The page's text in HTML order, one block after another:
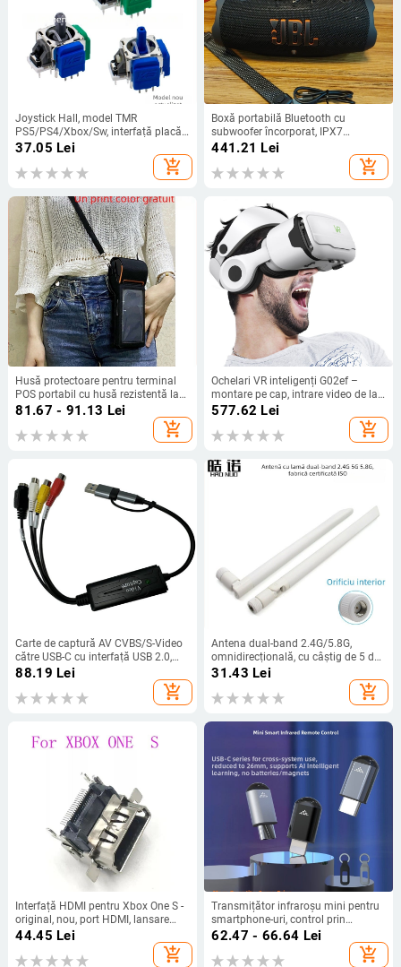
Joystick Hall, model TMR
PS5/PS4/Xbox/Sw, interfață placă,
conectare prin sudură, materiale:
37.05 Lei
add_shopping_cart
Boxă portabilă Bluetooth cu
subwoofer încorporat, IPX7
rezistent la apă, 40W, Bluetooth 5.3,
4000mAh
441.21 Lei
add_shopping_cart
Husă protectoare pentru terminal
POS portabil cu husă rezistentă la
apă și curea de umăr (Model V2-
333; Marcă Spring pie; Compatibil
cu PDA, cititor RFID, POS; Origine
81.67 - 91.13 Lei
add_shopping_cart
Ochelari VR inteligenți G02ef –
montare pe cap, intrare video de la
telefonul mobil, rezoluție 720–1080,
577.62 Lei
add_shopping_cart
Carte de captură AV CVBS/S-Video
către USB-C cu interfață USB 2.0,
rezoluții 640x480@25Hz și
88.19 Lei
add_shopping_cart
Antena dual-band 2.4G/5.8G,
omnidirecțională, cu câștig de 5 dBi,
pliabilă, pentru WiFi și Bluetooth
31.43 Lei
add_shopping_cart
Interfață HDMI pentru Xbox One S -
original, nou, port HDMI, lansare
2017
44.45 Lei
add_shopping_cart
Transmițător infraroșu mini pentru
smartphone-uri, control prin
aplicație – interfețe: Lightning,
Type-C, USB-C; rază 8–15 m;
material: aliaj de
62.47 - 66.64 Lei
add_shopping_cart